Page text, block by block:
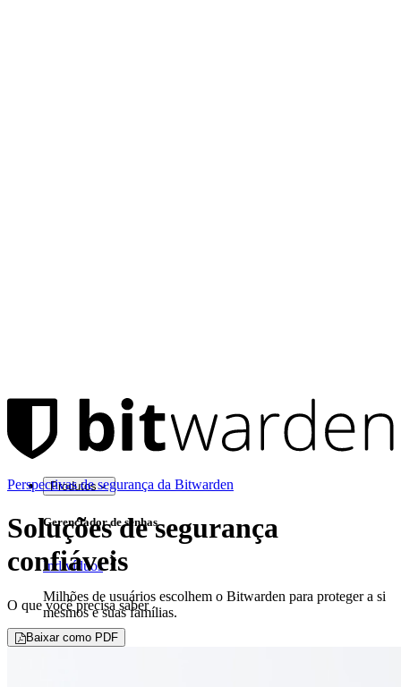
Produtos
Gerenciador de senhas
Indivíduos
Milhões de usuários escolhem o Bitwarden para proteger a si
mesmos e suas famílias.
Famílias
Perspectivas de segurança da Bitwarden
Soluções de segurança
confiáveis
O que você precisa saber
Baixar como PDF